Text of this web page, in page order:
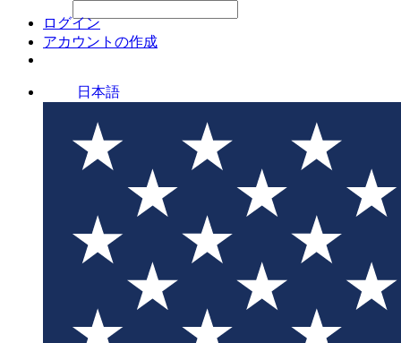
ログイン
アカウントの作成
日本語